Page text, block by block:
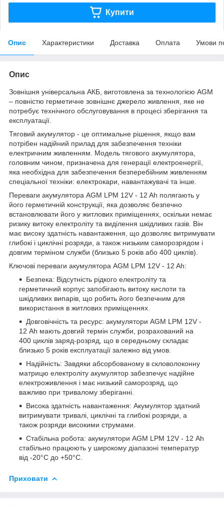
Купити
Опис Характеристики Доставка Оплата Умови
Опис
Зовнішня універсальна АКБ, виготовлена за технологією AGM
– повністю герметичне зовнішнє джерело живлення, яке не
потребує технічного обслуговування в процесі зберігання та
експлуатації.
Тяговий акумулятор - це оптимальне рішення, якщо вам
потрібен надійний прилад для забезпечення техніки
електричним живленням. Модель тягового акумулятора,
головним чином, призначена для генерації електроенергії,
яка необхідна для забезпечення безперебійним живленням
спеціальної техніки: електрокари, навантажувачі та інше.
Переваги акумулятора AGM LPM 12V - 12 Ah полягають у
його герметичній конструкції, яка дозволяє безпечно
встановлювати його у житлових приміщеннях, оскільки немає
ризику витоку електроліту та виділення шкідливих газів. Він
має високу здатність навантаження, що дозволяє витримувати
глибокі і циклічні розряди, а також низьким саморозрядом і
довгим терміном служби (близько 5 років або 400 циклів).
Ключові переваги акумулятора AGM LPM 12V - 12 Ah:
Безпека: Відсутність рідкого електроліту та
герметичний корпус запобігають витоку кислоти та
шкідливих випарів, що робить його безпечним для
використання в житлових приміщеннях.
Довговічність та ресурс: акумулятори AGM LPM 12V -
12 Ah мають довгий термін служби, розрахований на
400 циклів заряд-розряд, що в середньому складає
близько 5 років експлуатації залежно від умов.
Надійність: Завдяки абсорбованому в скловолоконну
матрицю електроліту акумулятор забезпечує надійне
електроживлення і має низький саморозряд, що
важливо при тривалому зберіганні.
Висока здатність навантаження: Акумулятор здатний
витримувати тривалі, циклічні та глибокі розряди, а
також розряди високими струмами.
Стабільна робота: акумулятори AGM LPM 12V - 12 Ah
стабільно працюють у широкому діапазоні температур
від -20°C до +50°C.
Приховати